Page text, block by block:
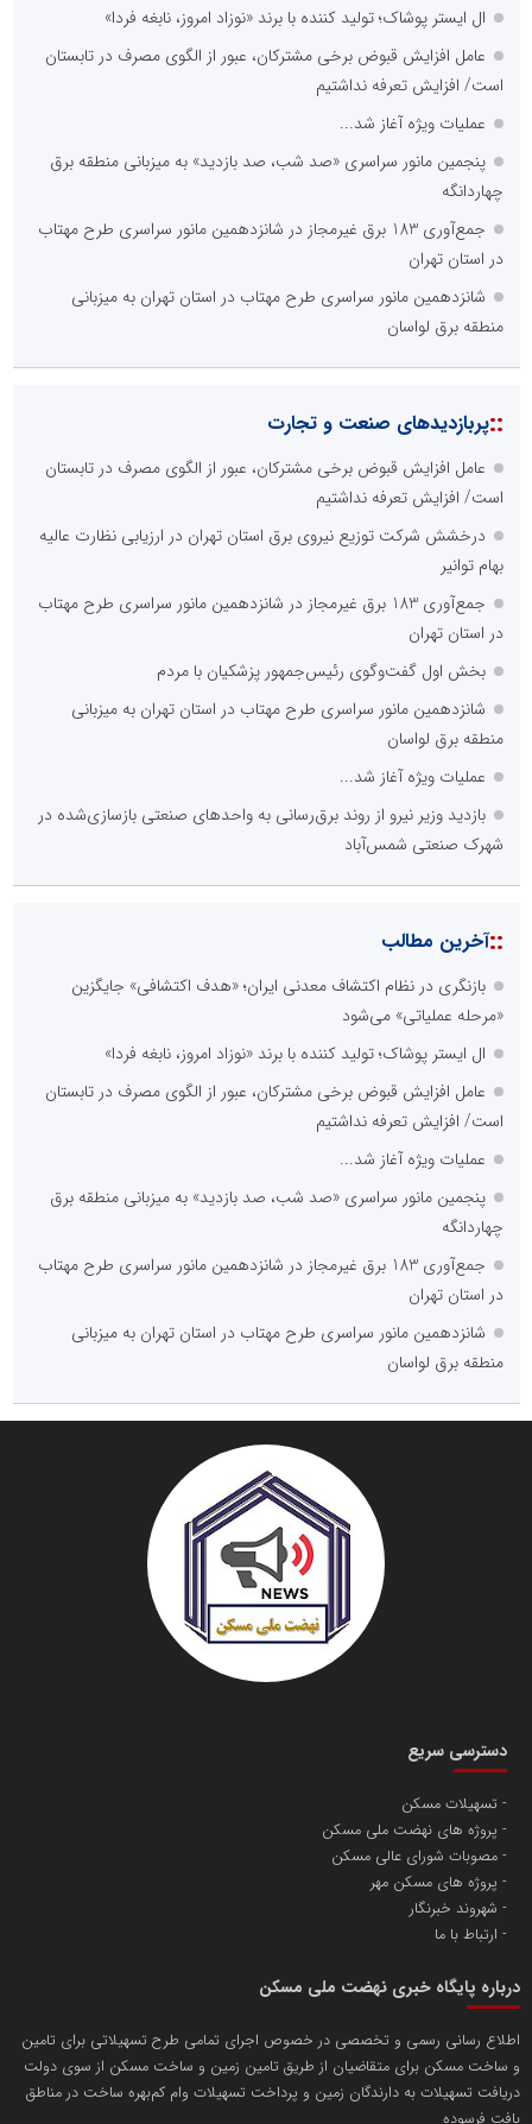
ال ایستر پوشاک؛ تولید کننده با برند «نوزاد امروز، نابغه فردا»
عامل افزایش قبوض برخی مشترکان، عبور از الگوی مصرف در تابستان
است/ افزایش تعرفه نداشتیم
عملیات ویژه آغاز شد...
پنجمین مانور سراسری «صد شب، صد بازدید» به میزبانی منطقه برق
چهاردانگه
جمع‌آوری 183 برق غیرمجاز در شانزدهمین مانور سراسری طرح مهتاب
در استان تهران
شانزدهمین مانور سراسری طرح مهتاب در استان تهران به میزبانی
منطقه برق لواسان
::پربازدیدهای صنعت و تجارت
عامل افزایش قبوض برخی مشترکان، عبور از الگوی مصرف در تابستان
است/ افزایش تعرفه نداشتیم
درخشش شرکت توزیع نیروی برق استان تهران در ارزیابی نظارت عالیه
بهام توانیر
جمع‌آوری 183 برق غیرمجاز در شانزدهمین مانور سراسری طرح مهتاب
در استان تهران
بخش اول گفت‌وگوی رئیس‌جمهور پزشکیان با مردم
شانزدهمین مانور سراسری طرح مهتاب در استان تهران به میزبانی
منطقه برق لواسان
عملیات ویژه آغاز شد...
بازدید وزیر نیرو از روند برق‌رسانی به واحدهای صنعتی بازسازی‌شده در
شهرک صنعتی شمس‌آباد
::آخرین مطالب
بازنگری در نظام اکتشاف معدنی ایران؛ «هدف اکتشافی» جایگزین
«مرحله عملیاتی» می‌شود
ال ایستر پوشاک؛ تولید کننده با برند «نوزاد امروز، نابغه فردا»
عامل افزایش قبوض برخی مشترکان، عبور از الگوی مصرف در تابستان
است/ افزایش تعرفه نداشتیم
عملیات ویژه آغاز شد...
پنجمین مانور سراسری «صد شب، صد بازدید» به میزبانی منطقه برق
چهاردانگه
جمع‌آوری 183 برق غیرمجاز در شانزدهمین مانور سراسری طرح مهتاب
در استان تهران
شانزدهمین مانور سراسری طرح مهتاب در استان تهران به میزبانی
منطقه برق لواسان
دسترسی سریع
تسهیلات مسکن
پروژه های نهضت ملی مسکن
مصوبات شورای عالی مسکن
پروژه های مسکن مهر
شهروند خبرنگار
ارتباط با ما
درباره پایگاه خبری نهضت ملی مسکن
اطلاع رسانی رسمی و تخصصی در خصوص اجرای تمامی طرح تسهیلاتی برای تامین
و ساخت مسکن برای متقاضیان از طریق تامین زمین و ساخت مسکن از سوی دولت
دریافت تسهیلات به دارندگان زمین و پرداخت تسهیلات وام کم‌بهره ساخت در مناطق